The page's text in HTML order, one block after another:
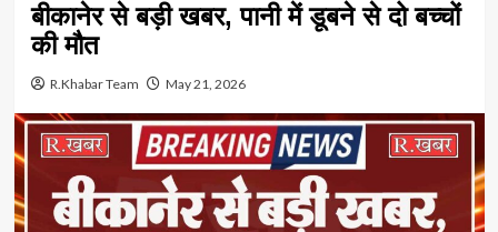
बीकानेर से बड़ी खबर, पानी में डूबने से दो बच्चों
की मौत
R.Khabar Team May 21, 2026